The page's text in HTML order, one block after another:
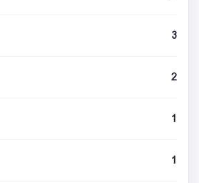
3
2
1
1